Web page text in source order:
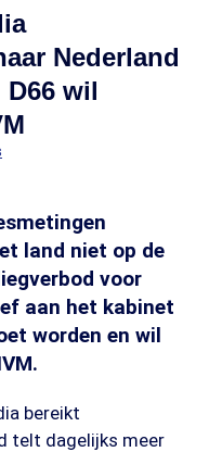
Nederland
wil
land niet op de
voor
aan het kabinet
worden en wil
bereikt
telt dagelijks meer